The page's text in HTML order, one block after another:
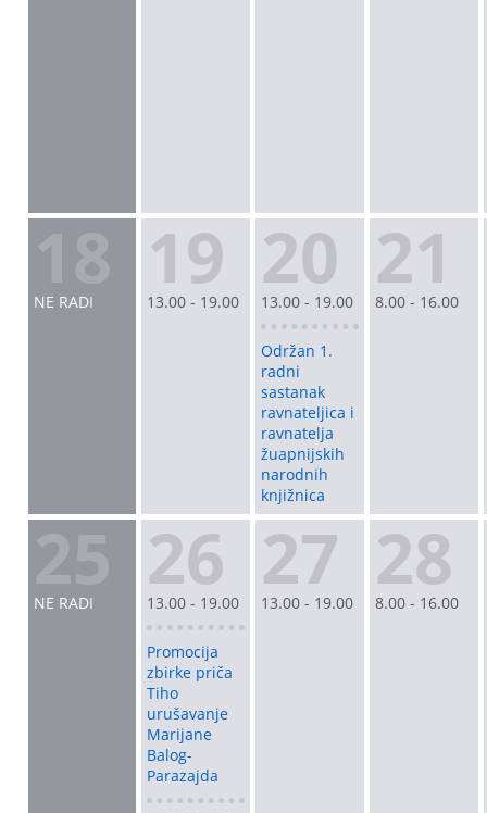
NE RADI 19
13.00 - 19.00 20
13.00 - 19.00
Održan 1.
radni
sastanak
ravnateljica i
ravnatelja
žuapnijskih
narodnih
knjižnica
21
8.00 - 16.00
NE RADI 26
13.00 - 19.00
Promocija
zbirke priča
Tiho
urušavanje
Marijane
Balog-
Parazajda
27
13.00 - 19.00 28
8.00 - 16.00